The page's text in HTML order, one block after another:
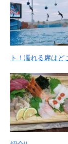
ト！濡れる席はど